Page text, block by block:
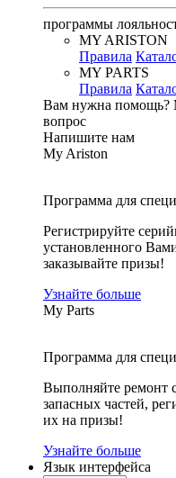
программы
MY ARISTON
Правила
MY PARTS
Правила
Вам нужна помощь?
вопрос
Напишите нам
My Ariston
Программа для
Регистрируйте
установленного
заказывайте призы!
Узнайте больше
My Parts
Программа для
Выполняйте ремонт
запасных частей,
их на призы!
Узнайте больше
Язык интерфейса